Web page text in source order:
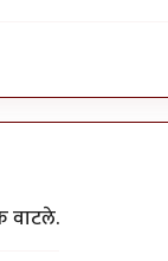
वाटले.